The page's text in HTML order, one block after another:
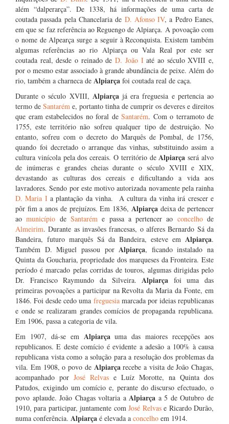
além “dalperarça”. De 1338, há informações de uma carta de
coutada passada pela Chancelaria de D. Afonso IV, a Pedro Eanes,
em que se faz referência ao Reguengo de Alpiarça. A povoação com
o nome de Alpearça surge a seguir à Reconquista. Existem também
algumas referências ao rio Alpiarça ou Vala Real por este ser
coutada real, desde o reinado deD. João Iaté ao século XVIII e,
por o mesmo estar associado à grande abundância de peixe. Além do
rio, também a charneca de Alpiarça foi coutada real de caça.
Durante o século XVIII, Alpiarçajá era freguesia e pertencia ao
termo de Santarém e, portanto tinha de cumprir os deveres e direitos
que eram estabelecidos no foral de Santarém. Com o terramoto de
1755, este território não sofreu qualquer tipo de destruição. No
entanto, sofreu com o decreto do Marquês de Pombal, de 1756,
quando foi decretado o arranque das vinhas, substituindo assim a
cultura vinícola pela dos cereais. O território deAlpiarça será alvo
de inúmeras e grandes cheias durante o século XVIII e XIX,
devastando as culturas dos cereais e dificultando a vida aos
lavradores. Sendo por este motivo autorizada novamente pela rainha
D. Maria Ia plantação da vinha. A cultura da vinha irá crescer e
pôr fim a anos de prejuízos. Em 1836, Alpiarçadeixa de pertencer
aomunicípio de Santaréme passa a pertencer ao concelhode
Almeirim. Durante as invasões francesas, o alferes Bernardo Sá da
Bandeira, futuro marquês Sá da Bandeira, esteve em Alpiarça.
Também D. Miguel passou porAlpiarça, ficando instalado na
Quinta da Goucharia, propriedade dos marqueses da Fronteira. Este
período é marcado pelas corridas de touros, algumas dirigidas pelo
Dr. Francisco Raymundo da Silveira.Alpiarça foi uma das
primeiras povoações a participar na Revolta da Maria da Fonte, em
1846. Foi desde cedo uma freguesiamarcada por ideias republicanas
e onde se realizaram grandes comícios de propaganda republicana.
Em 1906, passa a categoria de vila.
Em 1907, dá-se em Alpiarçauma das maiores recepções aos
republicanos. E deste comício é evidente a adesão a 100% à causa
republicana vista como a solução para a resolução dos problemas da
vila. Em 1908, o povo de Alpiarçarecebe a visita de João Chagas,
acompanhado por José Relvas e Luíz Morotte, na Quinta dos
Patudos, exigindo um comício e, perante do discurso efectuado, o
povo aplaude. João Chagas voltaria aAlpiarça a 5 de Outubro de
1910, para participar, juntamente comJosé Relvase Ricardo Durão,
numa conferência. Alpiarça é elevada a concelho em 1914.